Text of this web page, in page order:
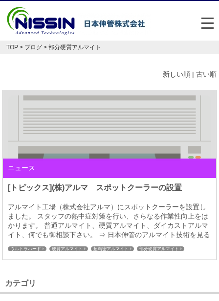
メ
日本伸管の強み
お悩み解決事例
企業情報
お役立ち情報
Japan English
048-477-7331受付時間：平日8:30～17:30
TOP > ブログ > 部分硬質アルマイト
新しい順 | 古い順
ニュース
[トピックス](株)アルマ スポットクーラーの設置
アルマイト工場（株式会社アルマ）にスポットクーラーを設置し
ました。 スタッフの熱中症対策を行い、さらなる作業性向上をは
かります。 普通アルマイト、硬質アルマイト、ダイカストアルマ
イト、何でも御相談下さい。 ⇒ 日本伸管のアルマイト技術を見る
ウルトラハード 硬質アルマイト 超精密アルマイト
部分硬質アルマイト
カテゴリ